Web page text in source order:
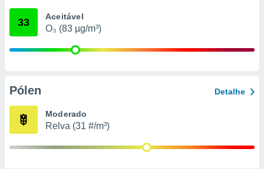
através
estudos
33 Aceitável
O₃ (83 µg/m³)
Pólen Detalhe
Moderado
Relva (31 #/m³)